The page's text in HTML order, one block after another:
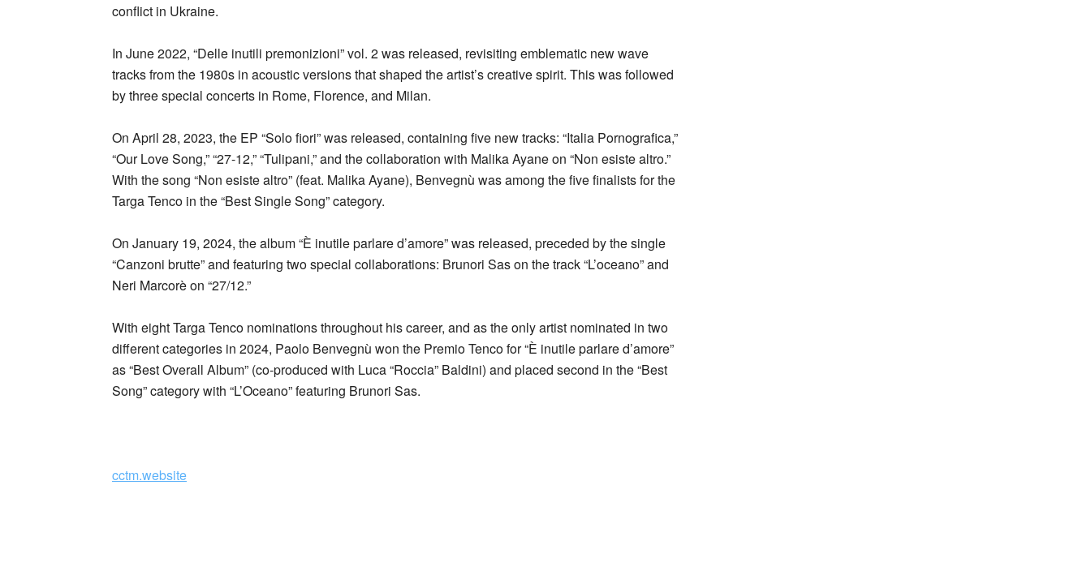
conflict in Ukraine.
In June 2022, “Delle inutili premonizioni” vol. 2 was released, revisiting emblematic new wave
tracks from the 1980s in acoustic versions that shaped the artist’s creative spirit. This was followed
by three special concerts in Rome, Florence, and Milan.
On April 28, 2023, the EP “Solo fiori” was released, containing five new tracks: “Italia Pornografica,”
“Our Love Song,” “27-12,” “Tulipani,” and the collaboration with Malika Ayane on “Non esiste altro.”
With the song “Non esiste altro” (feat. Malika Ayane), Benvegnù was among the five finalists for the
Targa Tenco in the “Best Single Song” category.
On January 19, 2024, the album “È inutile parlare d’amore” was released, preceded by the single
“Canzoni brutte” and featuring two special collaborations: Brunori Sas on the track “L’oceano” and
Neri Marcorè on “27/12.”
With eight Targa Tenco nominations throughout his career, and as the only artist nominated in two
different categories in 2024, Paolo Benvegnù won the Premio Tenco for “È inutile parlare d’amore”
as “Best Overall Album” (co-produced with Luca “Roccia” Baldini) and placed second in the “Best
Song” category with “L’Oceano” featuring Brunori Sas.
cctm.website